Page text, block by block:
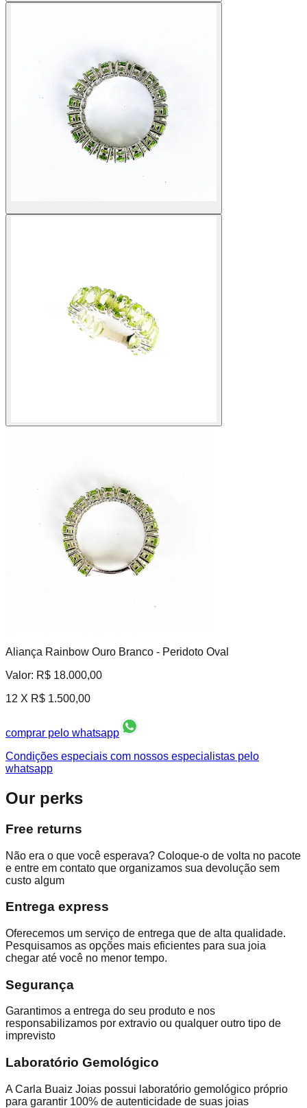
Aliança Rainbow Ouro Branco - Peridoto Oval
Valor: R$ 18.000,00
12 X R$ 1.500,00
comprar pelo whatsapp
Condições especiais com nossos especialistas pelo
whatsapp
Our perks
Free returns
Não era o que você esperava? Coloque-o de volta no pacote
e entre em contato que organizamos sua devolução sem
custo algum
Entrega express
Oferecemos um serviço de entrega que de alta qualidade.
Pesquisamos as opções mais eficientes para sua joia
chegar até você no menor tempo.
Segurança
Garantimos a entrega do seu produto e nos
responsabilizamos por extravio ou qualquer outro tipo de
imprevisto
Laboratório Gemológico
A Carla Buaiz Joias possui laboratório gemológico próprio
para garantir 100% de autenticidade de suas joias